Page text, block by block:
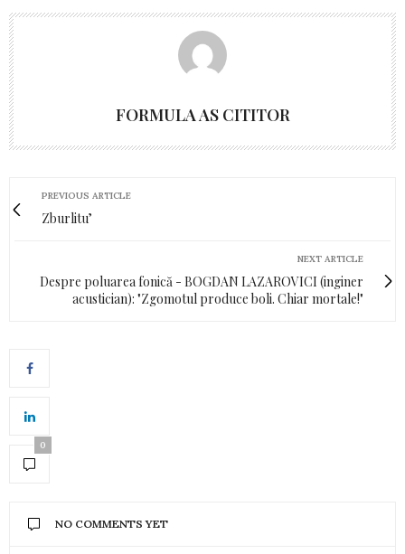
FORMULA AS CITITOR
PREVIOUS ARTICLE
Zburlitu’
NEXT ARTICLE
Despre poluarea fonică - BOGDAN LAZAROVICI (inginer
acustician): "Zgomotul produce boli. Chiar mortale!"
0
NO COMMENTS YET